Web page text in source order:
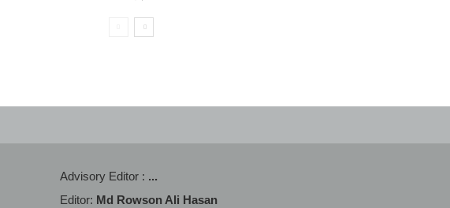
Advisory Editor : ...
Editor: Md Rowson Ali Hasan